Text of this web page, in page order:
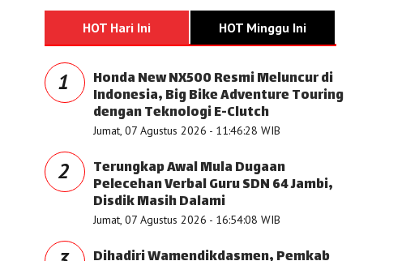
HOT Hari Ini HOT Minggu Ini
1 Honda New NX500 Resmi Meluncur di
Indonesia, Big Bike Adventure Touring
dengan Teknologi E-Clutch
Jumat, 07 Agustus 2026 - 11:46:28 WIB
2 Terungkap Awal Mula Dugaan
Pelecehan Verbal Guru SDN 64 Jambi,
Disdik Masih Dalami
Jumat, 07 Agustus 2026 - 16:54:08 WIB